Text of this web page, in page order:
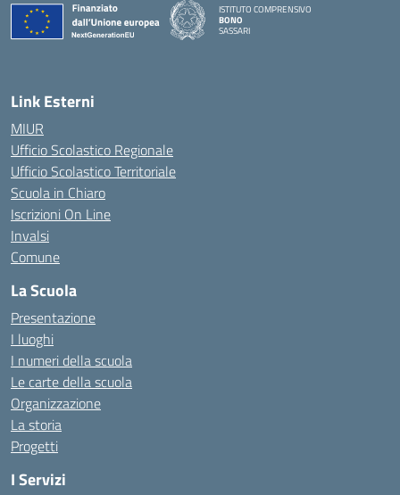
ISTITUTO COMPRENSIVO
BONO
SASSARI
Link Esterni
MIUR
Ufficio Scolastico Regionale
Ufficio Scolastico Territoriale
Scuola in Chiaro
Iscrizioni On Line
Invalsi
Comune
La Scuola
Presentazione
I luoghi
I numeri della scuola
Le carte della scuola
Organizzazione
La storia
Progetti
I Servizi